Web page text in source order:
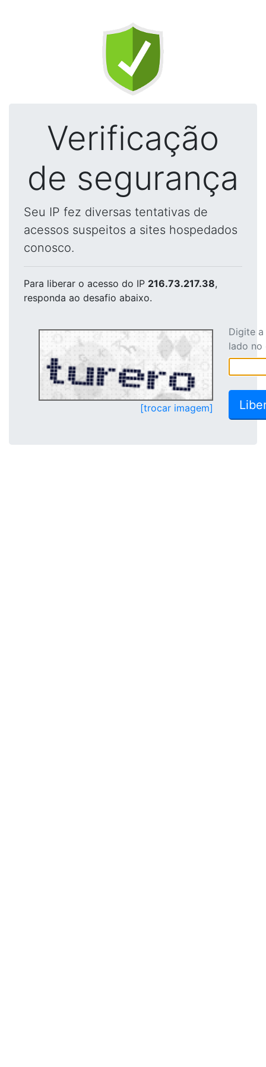
Verificação
de segurança
Seu IP fez diversas tentativas de
acessos suspeitos a sites hospedados
conosco.
Para liberar o acesso do IP 216.73.217.38,
responda ao desafio abaixo.
[trocar imagem]
Digite
lado no